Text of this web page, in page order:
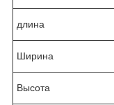
длина
Ширина
Высота